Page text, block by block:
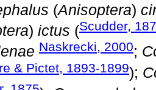
(Anisoptera)
) ictus (Scudder,
Naskrecki, 2000;
& Pictet, 1893-1899);